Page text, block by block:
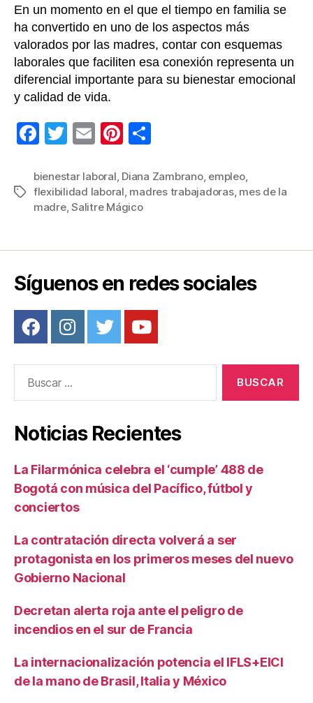
En un momento en el que el tiempo en familia se
ha convertido en uno de los aspectos más
valorados por las madres, contar con esquemas
laborales que faciliten esa conexión representa un
diferencial importante para su bienestar emocional
y calidad de vida.
F
c
e
o
k
T
tt
er
E
ail
Pi
er
e
m
p
tir
Etiquetas
bienestar laboral, Diana Zambrano, empleo,
flexibilidad laboral, madres trabajadoras, mes de la
madre,Salitre Mágico
Síguenos en redes sociales
Noticias Recientes
La Filarmónica celebra el ‘cumple’ 488 de
Bogotá con música del Pacífico, fútbol y
conciertos
La contratación directa volverá a ser
protagonista en los primeros meses del nuevo
Gobierno Nacional
Decretan alerta roja ante el peligro de
incendios en el sur de Francia
La internacionalización potencia el IFLS+EICI
de la mano de Brasil, Italia y México